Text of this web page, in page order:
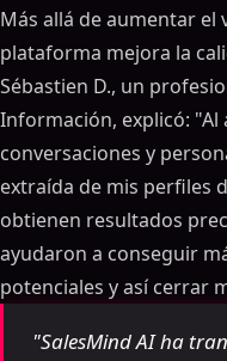
Más allá de aumentar el
plataforma mejora la
Sébastien D., un
Información, explicó:
conversaciones y
extraída de mis perfiles
obtienen resultados
ayudaron a conseguir
potenciales y así cerrar
"SalesMind AI ha